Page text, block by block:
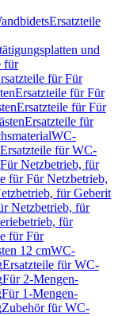
Ersatzteile
und
für
für Für
Ersatzteile für Für
Ersatzteile für Für
Ersatzteile für
WC-
Ersatzteile für WC-
Für Netzbetrieb, für
für Für Netzbetrieb,
für Geberit
Netzbetrieb, für
für
für Für
12 cmWC-
Ersatzteile für WC-
Für 2-Mengen-
Für 1-Mengen-
Zubehör für WC-